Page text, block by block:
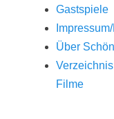
Gastspiele
Über
Filme